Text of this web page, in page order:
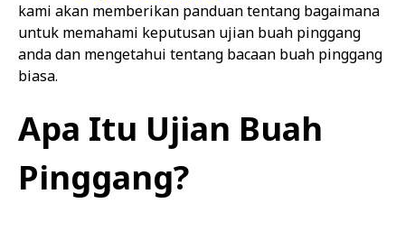
kami akan memberikan panduan tentang bagaimana
untuk memahami keputusan ujian buah pinggang
anda dan mengetahui tentang bacaan buah pinggang
biasa.
Apa Itu Ujian Buah
Pinggang?